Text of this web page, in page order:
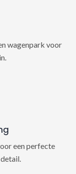
wagenpark voor
een perfecte